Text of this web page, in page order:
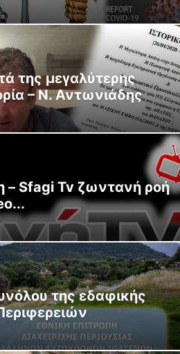
της μεγαλύτερης
– Ν. Αντωνιάδης
– Sfagi Tv ζωντανή ροή
της εδαφικής